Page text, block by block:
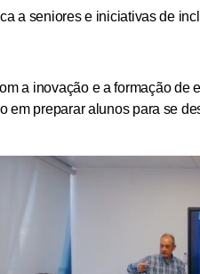
a seniores e iniciativas de
a inovação e a formação
em preparar alunos para se